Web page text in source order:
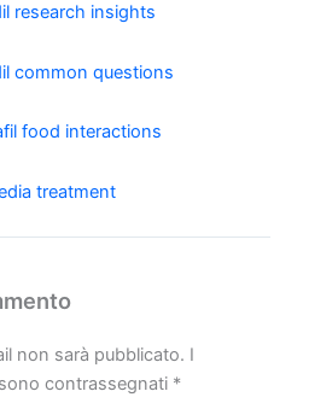
research insights
common questions
food interactions
treatment
non sarà pubblicato. I
contrassegnati *